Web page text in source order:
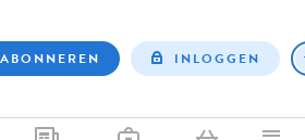
ABONNEREN INLOGGEN